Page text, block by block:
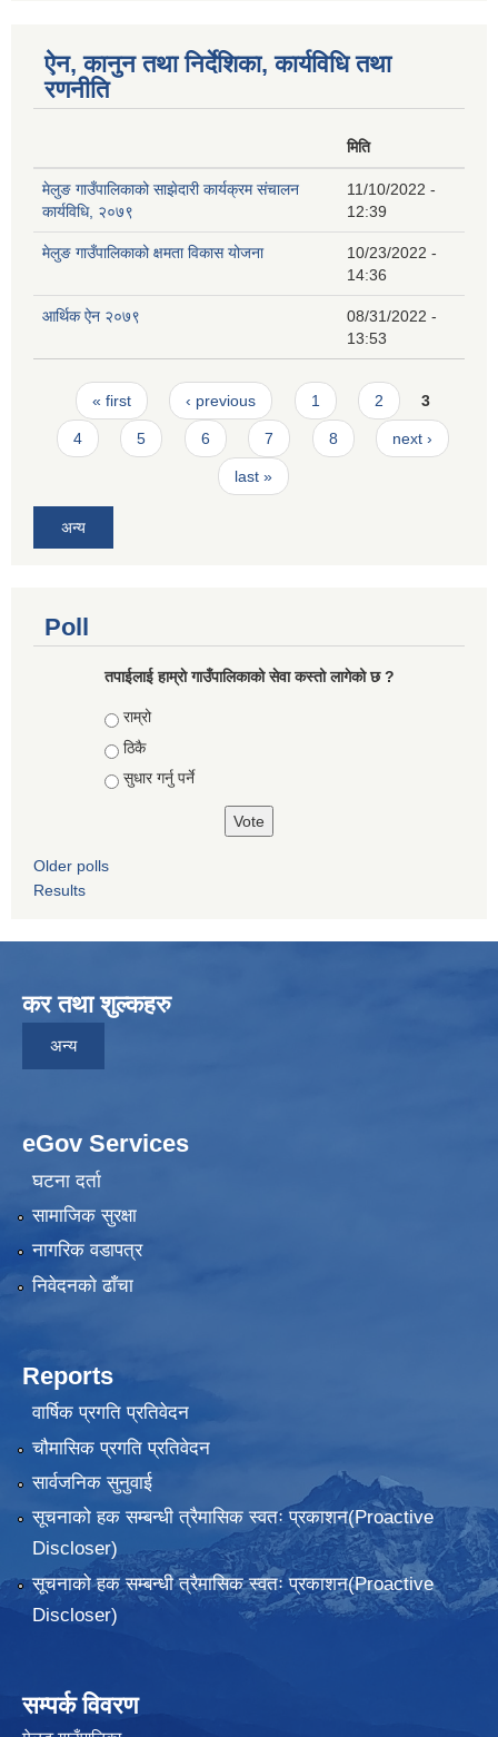
ऐन, कानुन तथा निर्देशिका, कार्यविधि तथा
रणनीति
मिति
मेलुङ गाउँपालिकाको साझेदारी कार्यक्रम संचालन
कार्यविधि, २०७९
11/10/2022 -
12:39
मेलुङ गाउँपालिकाको क्षमता विकास योजना
10/23/2022 -
14:36
आर्थिक ऐन २०७९
08/31/2022 -
13:53
Pages
« first ‹ previous 1 2 3
4 5 6 7 8 next ›
last »
अन्य
Poll
तपाईलाई हाम्राे गाउँपालिकाको सेवा कस्तो लागेको छ ?
Choices
राम्रो
ठिकै
सुधार गर्नु पर्ने
Older polls
Results
कर तथा शुल्कहरु
अन्य
eGov Services
घटना दर्ता
सामाजिक सुरक्षा
नागरिक वडापत्र
निवेदनकाे ढाँचा
Reports
वार्षिक प्रगति प्रतिवेदन
चौमासिक प्रगति प्रतिवेदन
सार्वजनिक सुनुवाई
सूचनाको हक सम्बन्धी त्रैमासिक स्वतः प्रकाशन(Proactive
Discloser)
सूचनाको हक सम्बन्धी त्रैमासिक स्वतः प्रकाशन(Proactive
Discloser)
सम्पर्क विवरण